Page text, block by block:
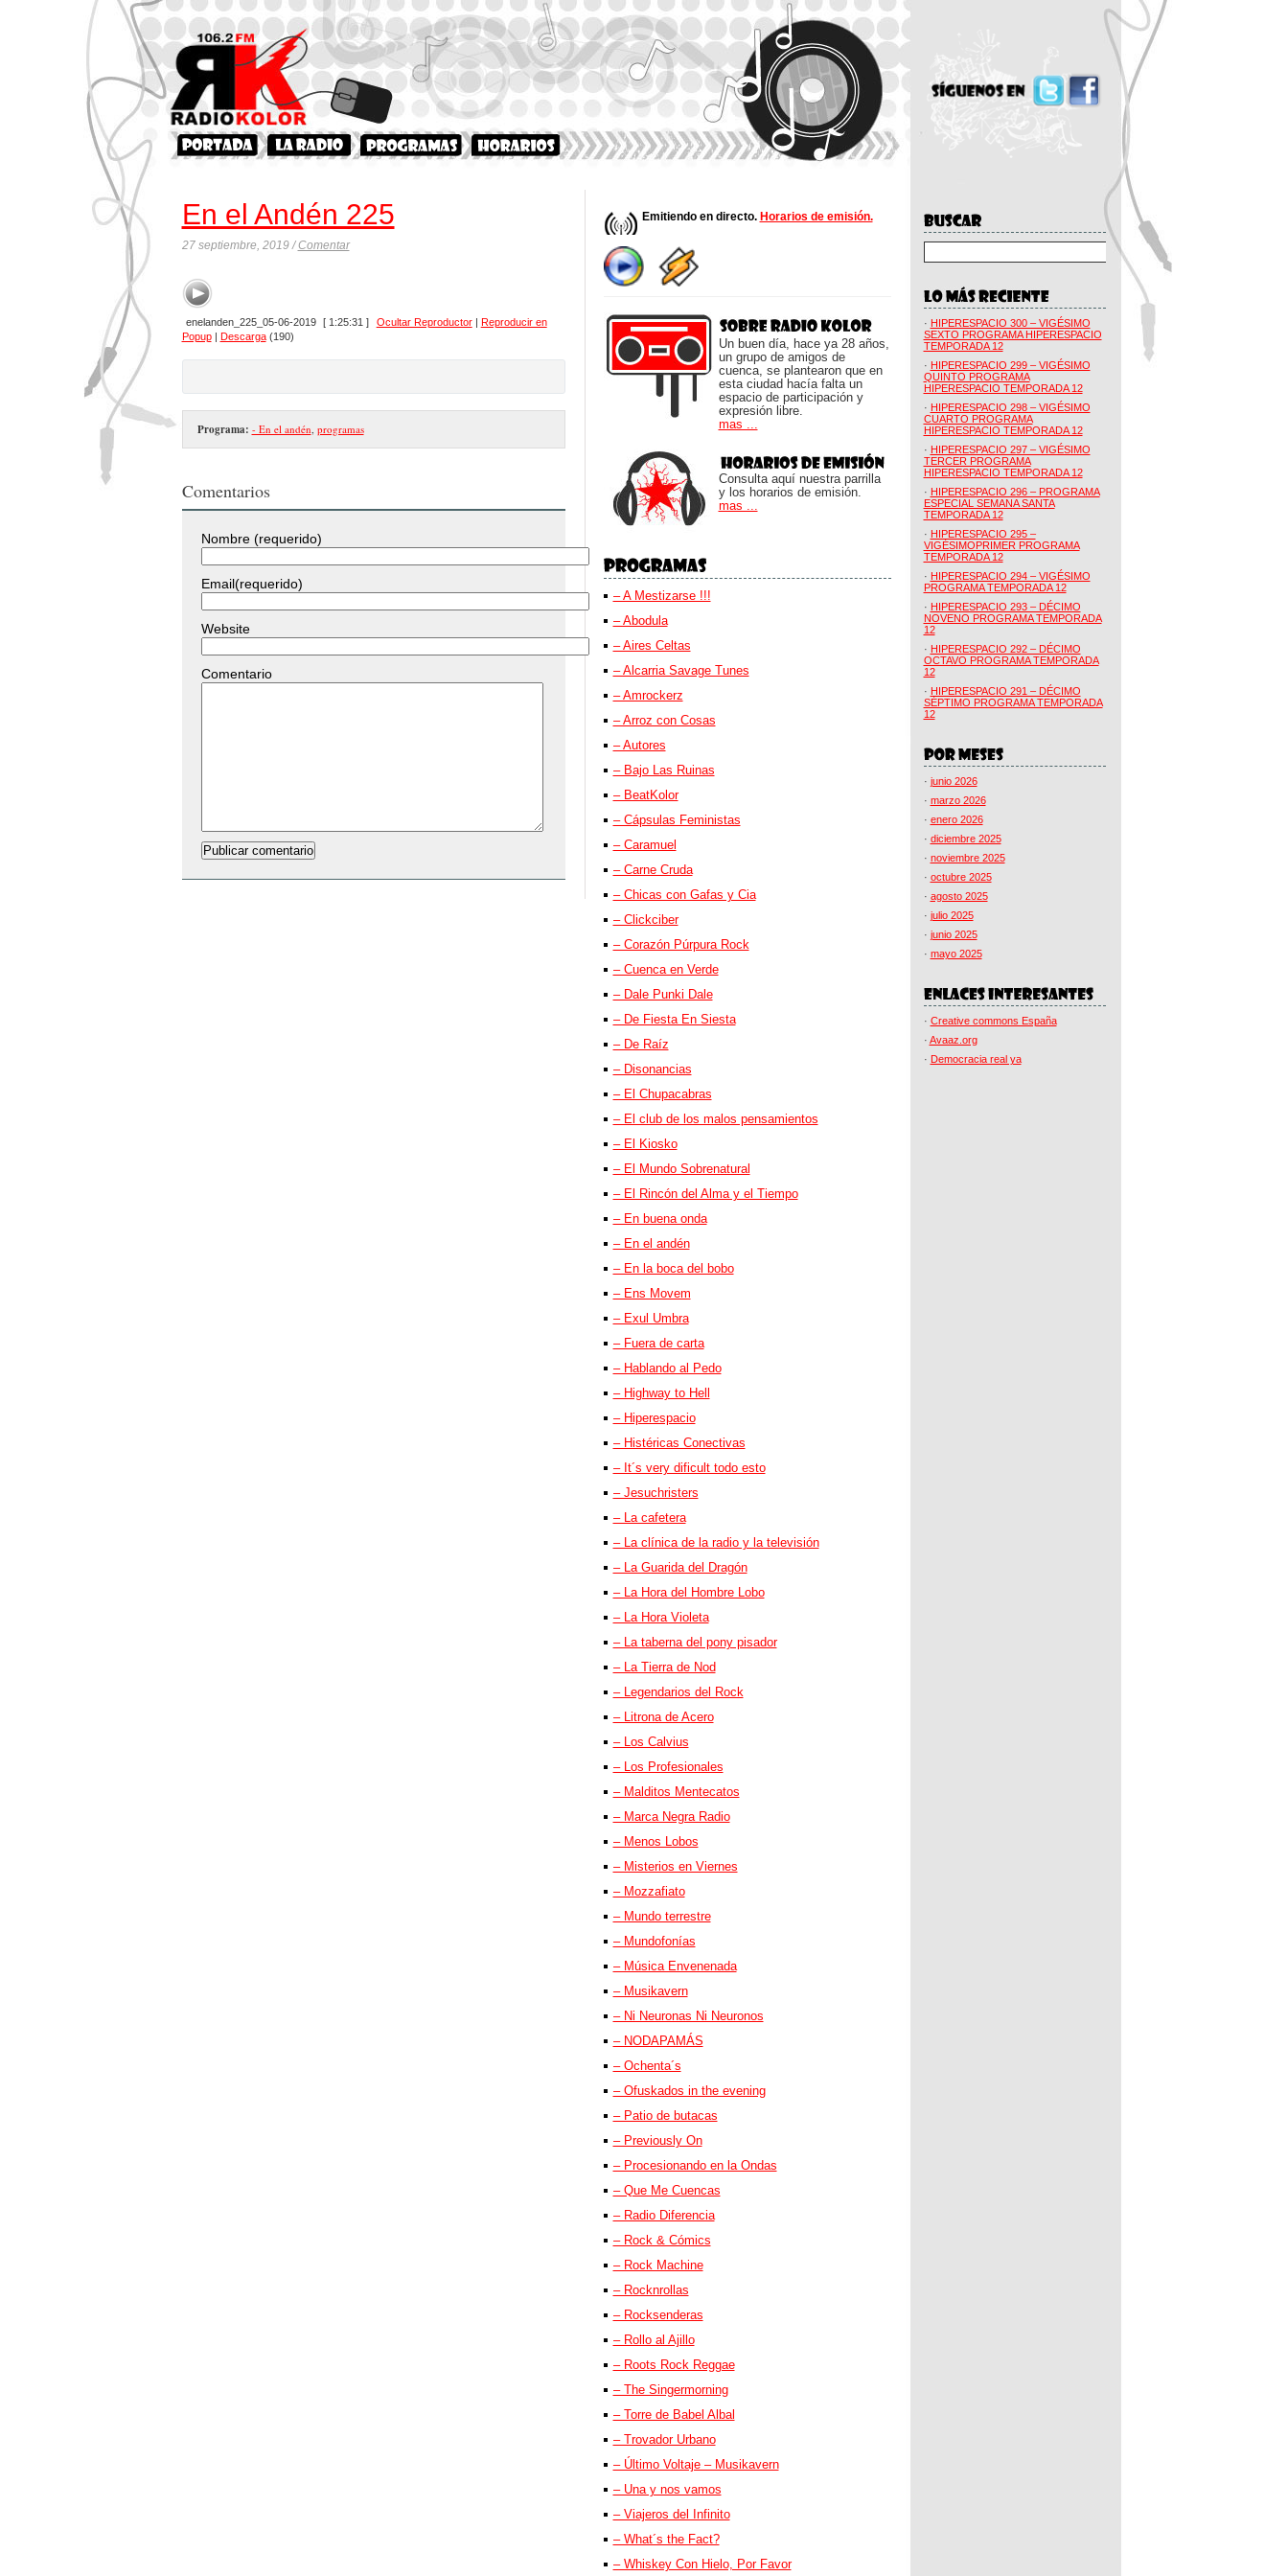
En el Andén 225
27 septiembre, 2019 /Comentar
enelanden_225_05-06-2019 [ 1:25:31 ] Ocultar Reproductor| Reproducir en
Popup| Descarga(190)
Programa: - En el andén programas
Comentarios
Nombre (requerido)
Email(requerido)
Website
Comentario
Emitiendo en directo. Horarios de emisión.
Un buen día, hace ya 28 años,
un grupo de amigos de
cuenca, se plantearon que en
esta ciudad hacía falta un
espacio de participación y
expresión libre.
mas ...
Consulta aquí nuestra parrilla
y los horarios de emisión.
mas ...
– A Mestizarse !!!
– Abodula
– Aires Celtas
– Alcarria Savage Tunes
– Amrockerz
– Arroz con Cosas
– Autores
– Bajo Las Ruinas
– BeatKolor
– Cápsulas Feministas
– Caramuel
– Carne Cruda
– Chicas con Gafas y Cia
– Clickciber
– Corazón Púrpura Rock
– Cuenca en Verde
– Dale Punki Dale
– De Fiesta En Siesta
– De Raíz
– Disonancias
– El Chupacabras
– El club de los malos pensamientos
– El Kiosko
– El Mundo Sobrenatural
– El Rincón del Alma y el Tiempo
– En buena onda
– En el andén
– En la boca del bobo
– Ens Movem
– Exul Umbra
– Fuera de carta
– Hablando al Pedo
– Highway to Hell
– Hiperespacio
– Histéricas Conectivas
– It´s very dificult todo esto
– Jesuchristers
– La cafetera
– La clínica de la radio y la televisión
– La Guarida del Dragón
– La Hora del Hombre Lobo
– La Hora Violeta
– La taberna del pony pisador
– La Tierra de Nod
– Legendarios del Rock
– Litrona de Acero
– Los Calvius
– Los Profesionales
– Malditos Mentecatos
– Marca Negra Radio
– Menos Lobos
– Misterios en Viernes
– Mozzafiato
– Mundo terrestre
– Mundofonías
– Música Envenenada
– Musikavern
– Ni Neuronas Ni Neuronos
– NODAPAMÁS
– Ochenta´s
– Ofuskados in the evening
– Patio de butacas
– Previously On
– Procesionando en la Ondas
– Que Me Cuencas
– Radio Diferencia
– Rock & Cómics
– Rock Machine
– Rocknrollas
– Rocksenderas
– Rollo al Ajillo
– Roots Rock Reggae
– The Singermorning
– Torre de Babel Albal
– Trovador Urbano
– Último Voltaje – Musikavern
– Una y nos vamos
– Viajeros del Infinito
– What´s the Fact?
– Whiskey Con Hielo, Por Favor
· HIPERESPACIO 300 – VIGÉSIMO
SEXTO PROGRAMA HIPERESPACIO
TEMPORADA 12
· HIPERESPACIO 299 – VIGÉSIMO
QUINTO PROGRAMA
HIPERESPACIO TEMPORADA 12
· HIPERESPACIO 298 – VIGÉSIMO
CUARTO PROGRAMA
HIPERESPACIO TEMPORADA 12
· HIPERESPACIO 297 – VIGÉSIMO
TERCER PROGRAMA
HIPERESPACIO TEMPORADA 12
· HIPERESPACIO 296 – PROGRAMA
ESPECIAL SEMANA SANTA
TEMPORADA 12
· HIPERESPACIO 295 –
VIGÉSIMOPRIMER PROGRAMA
TEMPORADA 12
· HIPERESPACIO 294 – VIGÉSIMO
PROGRAMA TEMPORADA 12
· HIPERESPACIO 293 – DÉCIMO
NOVENO PROGRAMA TEMPORADA
12
· HIPERESPACIO 292 – DÉCIMO
OCTAVO PROGRAMA TEMPORADA
12
· HIPERESPACIO 291 – DÉCIMO
SÉPTIMO PROGRAMA TEMPORADA
12
· junio 2026
· marzo 2026
· enero 2026
· diciembre 2025
· noviembre 2025
· octubre 2025
· agosto 2025
· julio 2025
· junio 2025
· mayo 2025
· Creative commons España
· Avaaz.org
· Democracia real ya